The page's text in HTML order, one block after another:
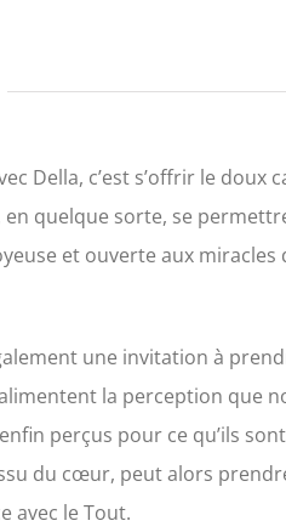
Della, c’est s’offrir le doux
en quelque sorte, se
et ouverte aux
une invitation à
la perception que
perçus pour ce qu’ils
du cœur, peut alors
avec le Tout.